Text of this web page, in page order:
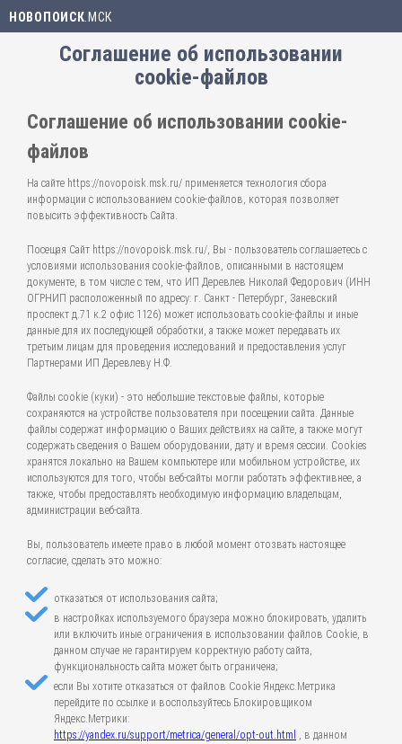
НОВОПОИСК .МСК
Соглашение об использовании
cookie-файлов
Соглашение об использовании cookie-
файлов
На сайте https://novopoisk.msk.ru/ применяется технология сбора
информации с использованием cookie-файлов, которая позволяет
повысить эффективность Сайта.
Посещая Сайт https://novopoisk.msk.ru/, Вы - пользователь соглашаетесь с
условиями использования cookie-файлов, описанными в настоящем
документе, в том числе с тем, что ИП Деревлев Николай Федорович (ИНН
ОГРНИП расположенный по адресу: г. Санкт - Петербург, Заневский
проспект д.71 к.2 офис 1126) может использовать cookie-файлы и иные
данные для их последующей обработки, а также может передавать их
третьим лицам для проведения исследований и предоставления услуг
Партнерами ИП Деревлеву Н.Ф.
Файлы cookie (куки) - это небольшие текстовые файлы, которые
сохраняются на устройстве пользователя при посещении сайта. Данные
файлы содержат информацию о Ваших действиях на сайте, а также могут
содержать сведения о Вашем оборудовании, дату и время сессии. Cookies
хранятся локально на Вашем компьютере или мобильном устройстве, их
используются для того, чтобы веб-сайты могли работать эффективнее, а
также, чтобы предоставлять необходимую информацию владельцам,
администрации веб-сайта.
Вы, пользователь имеете право в любой момент отозвать настоящее
согласие, сделать это можно:
отказаться от использования сайта;
в настройках используемого браузера можно блокировать, удалить
или включить иные ограничения в использовании файлов Cookie, в
данном случае не гарантируем корректную работу сайта,
функциональность сайта может быть ограничена;
если Вы хотите отказаться от файлов Cookie Яндекс.Метрика
перейдите по ссылке и воспользуйтесь Блокировщиком
Яндекс.Метрики:
https://yandex.ru/support/metrica/general/opt-out.html , в данном